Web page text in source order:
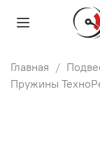
Главная
Пружины